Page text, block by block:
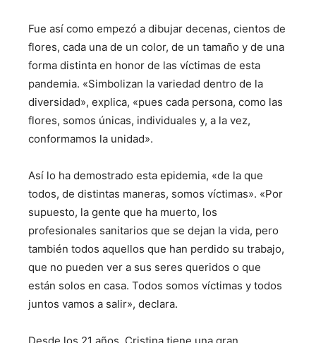
Fue así como empezó a dibujar decenas, cientos de
flores, cada una de un color, de un tamaño y de una
forma distinta en honor de las víctimas de esta
pandemia. «Simbolizan la variedad dentro de la
diversidad», explica, «pues cada persona, como las
flores, somos únicas, individuales y, a la vez,
conformamos la unidad».
Así lo ha demostrado esta epidemia, «de la que
todos, de distintas maneras, somos víctimas». «Por
supuesto, la gente que ha muerto, los
profesionales sanitarios que se dejan la vida, pero
también todos aquellos que han perdido su trabajo,
que no pueden ver a sus seres queridos o que
están solos en casa. Todos somos víctimas y todos
juntos vamos a salir», declara.